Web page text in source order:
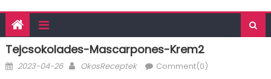
Tejcsokolades-Mascarpones-Krem2
Posted
2023-04-26 Author
OkosReceptek Comment(0)